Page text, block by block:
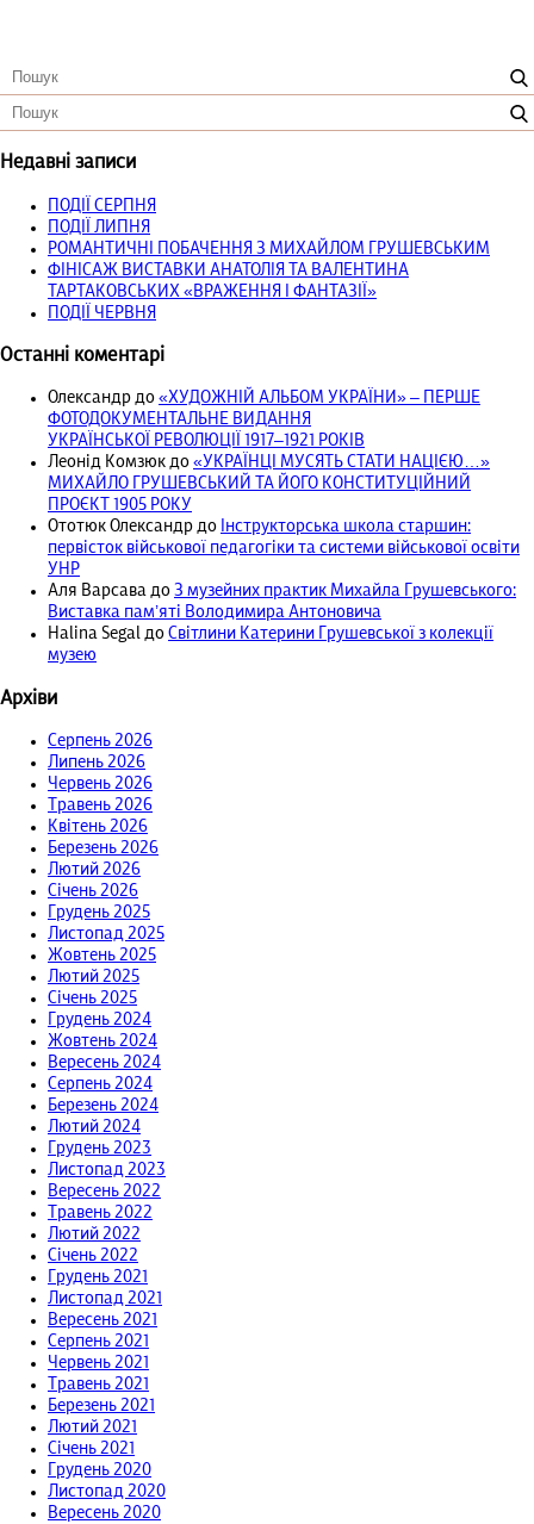
Недавні записи
ПОДІЇ СЕРПНЯ
ПОДІЇ ЛИПНЯ
РОМАНТИЧНІ ПОБАЧЕННЯ З МИХАЙЛОМ ГРУШЕВСЬКИМ
ФІНІСАЖ ВИСТАВКИ АНАТОЛІЯ ТА ВАЛЕНТИНА
ТАРТАКОВСЬКИХ «ВРАЖЕННЯ І ФАНТАЗІЇ»
ПОДІЇ ЧЕРВНЯ
Останні коментарі
Олександр до «ХУДОЖНІЙ АЛЬБОМ УКРАЇНИ» – ПЕРШЕ
ФОТОДОКУМЕНТАЛЬНЕ ВИДАННЯ
УКРАЇНСЬКОЇ РЕВОЛЮЦІЇ 1917‒1921 РОКІВ
Леонід Комзюк до «УКРАЇНЦІ МУСЯТЬ СТАТИ НАЦІЄЮ…»
МИХАЙЛО ГРУШЕВСЬКИЙ ТА ЙОГО КОНСТИТУЦІЙНИЙ
ПРОЄКТ 1905 РОКУ
Ототюк Олександр до Інструкторська школа старшин:
первісток військової педагогіки та системи військової освіти
УНР
Аля Варсава до З музейних практик Михайла Грушевського:
Виставка пам’яті Володимира Антоновича
Halina Segal до Світлини Катерини Грушевської з колекції
музею
Архіви
Серпень 2026
Липень 2026
Червень 2026
Травень 2026
Квітень 2026
Березень 2026
Лютий 2026
Січень 2026
Грудень 2025
Листопад 2025
Жовтень 2025
Лютий 2025
Січень 2025
Грудень 2024
Жовтень 2024
Вересень 2024
Серпень 2024
Березень 2024
Лютий 2024
Грудень 2023
Листопад 2023
Вересень 2022
Травень 2022
Лютий 2022
Січень 2022
Грудень 2021
Листопад 2021
Вересень 2021
Серпень 2021
Червень 2021
Травень 2021
Березень 2021
Лютий 2021
Січень 2021
Грудень 2020
Листопад 2020
Вересень 2020